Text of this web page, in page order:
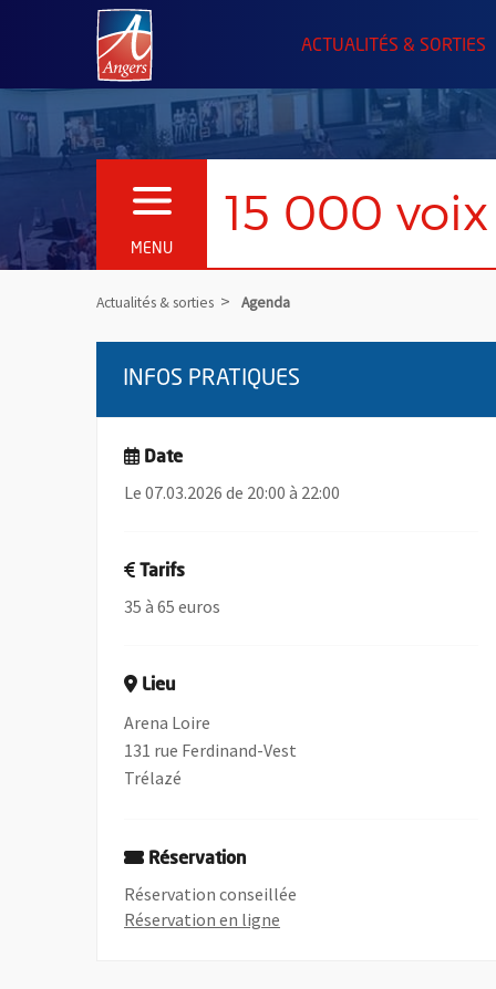
Angers.fr : Retour à l'accueil
ACTUALITÉS & SORTIES
MENU
OUVRIR LE MENU 15 000
Actualités & sorties Agenda
INFOS PRATIQUES
Date
Le 07.03.2026 de 20:00 à 22:00
Tarifs
35 à 65 euros
Lieu
Arena Loire
131 rue Ferdinand-Vest
Trélazé
Réservation
Réservation conseillée
Réservation en ligne